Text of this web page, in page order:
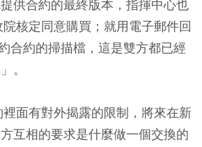
供合約的最終版本，指揮中心也
核定同意購買；就用電子郵件回
合約的掃描檔，這是雙方都已經
。
面有對外揭露的限制，將來在新
互相的要求是什麼做一個交換的